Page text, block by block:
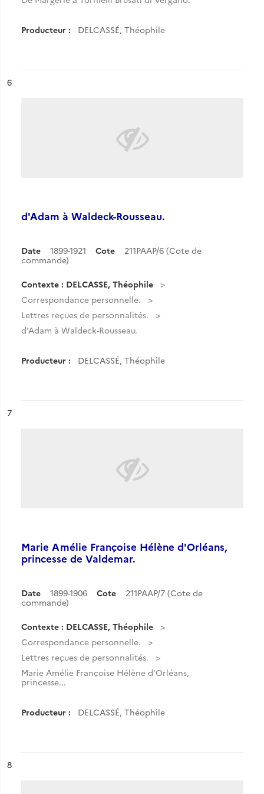
Producteur : DELCASSÉ, Théophile
n°
6
d'Adam à Waldeck-Rousseau.
Date 1899-1921 Cote
211PAAP/6 (Cote de
commande)
Contexte : DELCASSE, Théophile
Correspondance personnelle.
Lettres reçues de personnalités.
d'Adam à Waldeck-Rousseau.
Producteur : DELCASSÉ, Théophile
n°
7
Marie Amélie Françoise Hélène d'Orléans,
princesse de Valdemar.
Date 1899-1906 Cote
211PAAP/7 (Cote de
commande)
Contexte : DELCASSE, Théophile
Correspondance personnelle.
Lettres reçues de personnalités.
Marie Amélie Françoise Hélène d'Orléans,
princesse...
Producteur : DELCASSÉ, Théophile
n°
8